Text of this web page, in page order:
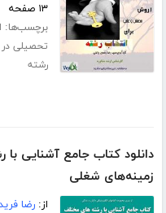
۱۳ صفحه
برچسب‌ها:
تحصیلی در
رشته
دانلود کتاب جامع آشنایی
زمینه‌های شغلی
از:رضا